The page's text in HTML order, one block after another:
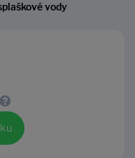
vody